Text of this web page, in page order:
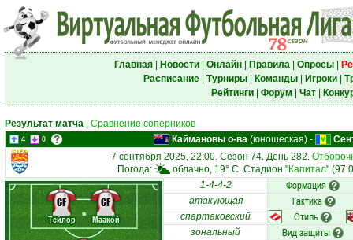
Главная| Новости| Онлайн| Правила| Опросы|
Расписание| Турниры| Команды| Игроки|
Рейтинги| Форум Чат|
Результат матча Сравнение соперников
4 0 Каймановы о-ва(юношеская)-
7 сентября 2025, 22:00. Сезон 74. День 282.
Погода:
облачно, 19° C. Стадион "Капитал" (97
Тейлор Маакой
CF CF
1-4-4-2 Формация
атакующая Тактика
спартаковский Стиль
зональный Вид защиты